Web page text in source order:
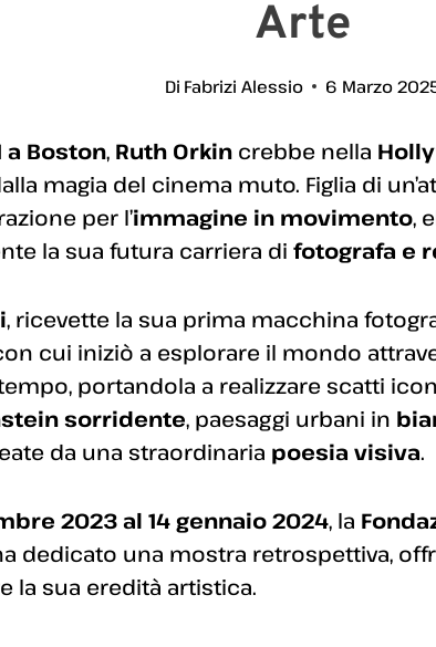
Arte
Di Fabrizi Alessio 6 Marzo
a Boston, Ruth Orkin crebbe nella
magia del cinema muto. Figlia di
per l’immagine in movimento,
la sua futura carriera di fotografa e
, ricevette la sua prima macchina
cui iniziò a esplorare il mondo
portandola a realizzare scatti
sorridente, paesaggi urbani in
da una straordinaria poesia visiva.
2023 al 14 gennaio 2024, la
dedicato una mostra retrospettiva,
la sua eredità artistica.